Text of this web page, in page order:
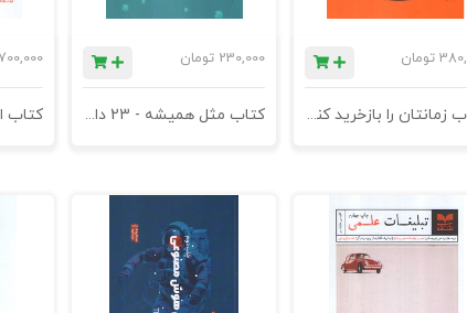
تومان
کتاب زمانتان را بازخرید کنید
230,000 تومان
کتاب مثل همیشه - 23 داستان کوتاه درباره چیزهایی که هرگز تغییر نمی کند